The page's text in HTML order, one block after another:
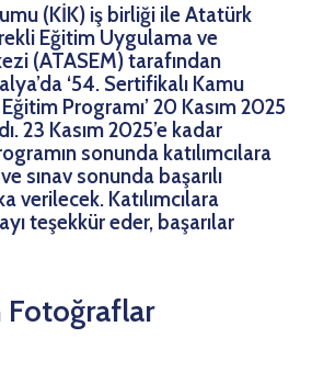
(KİK) iş birliği ile Atatürk
Eğitim Uygulama ve
(ATASEM) tarafından
‘54. Sertifikalı Kamu
Programı’ 20 Kasım 2025
23 Kasım 2025’e kadar
sonunda katılımcılara
sınav sonunda başarılı
verilecek. Katılımcılara
teşekkür eder, başarılar